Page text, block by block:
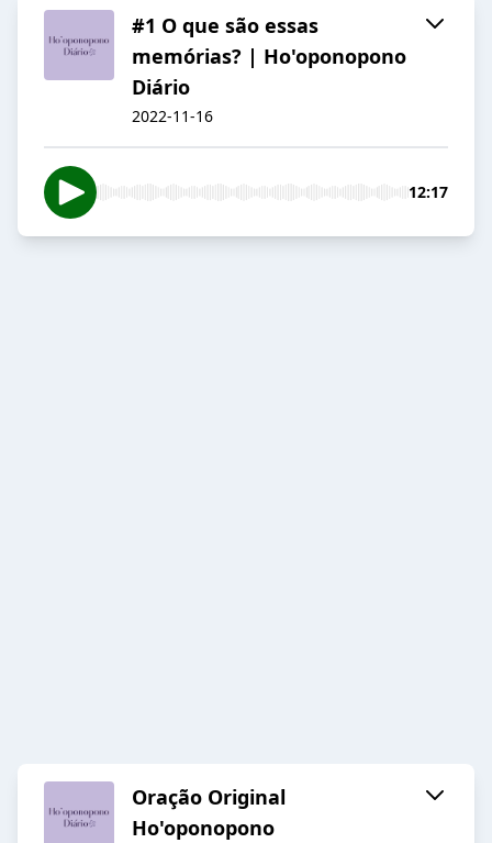
#1 O que são essas
memórias? | Ho'oponopono
Diário
2022-11-16
12:17
Oração Original
Ho'oponopono